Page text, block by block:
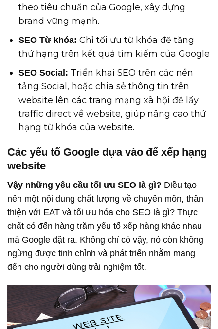
theo tiêu chuẩn của Google, xây dựng
brand vững mạnh.
SEO Từ khóa: Chỉ tối ưu từ khóa để tăng
thứ hạng trên kết quả tìm kiếm của Google
SEO Social: Triển khai SEO trên các nền
tảng Social, hoặc chia sẻ thông tin trên
website lên các trang mạng xã hội để lấy
traffic direct về website, giúp nâng cao thứ
hạng từ khóa của website.
Các yếu tố Google dựa vào để xếp hạng
website
Vậy những yêu cầu tối ưu SEO là gì? Điều tạo
nên một nội dung chất lượng về chuyên môn, thân
thiện với EAT và tối ưu hóa cho SEO là gì? Thực
chất có đến hàng trăm yếu tố xếp hàng khác nhau
mà Google đặt ra. Không chỉ có vậy, nó còn không
ngừng được tinh chỉnh và phát triển nhằm mang
đến cho người dùng trải nghiệm tốt.